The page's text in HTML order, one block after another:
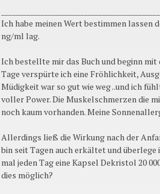
Ich habe meinen Wert bestimmen lassen
ng/ml lag.
Ich bestellte mir das Buch und beginn mit
Tage verspürte ich eine Fröhlichkeit,
Müdigkeit war so gut wie weg ..und ich
voller Power. Die Muskelschmerzen die
noch kaum vorhanden. Meine
Allerdings ließ die Wirkung nach der
bin seit Tagen auch erkältet und
mal jeden Tag eine Kapsel Dekristol 20
dies möglich?